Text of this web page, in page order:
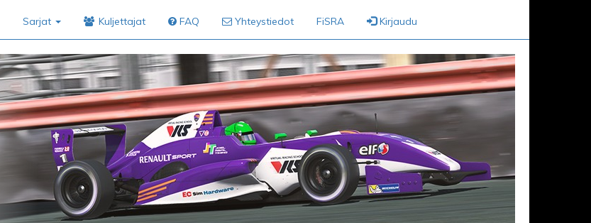
Sarjat Kuljettajat FAQ Yhteystiedot FiSRA Kirjaudu